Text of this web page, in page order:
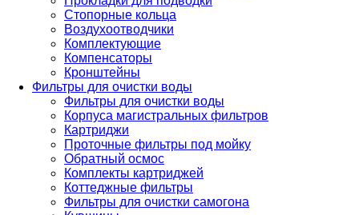
Стопорные кольца
Воздухоотводчики
Комплектующие
Компенсаторы
Кронштейны
Фильтры для очистки воды
Фильтры для очистки воды
Корпуса магистральных фильтров
Картриджи
Проточные фильтры под мойку
Обратный осмос
Комплекты картриджей
Коттеджные фильтры
Фильтры для очистки самогона